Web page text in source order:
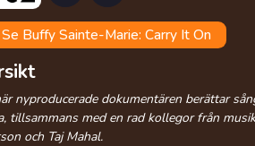
Se Buffy Sainte-Marie: Carry It On
nyproducerade dokumentären berättar
tillsammans med en rad kollegor från
och Taj Mahal.